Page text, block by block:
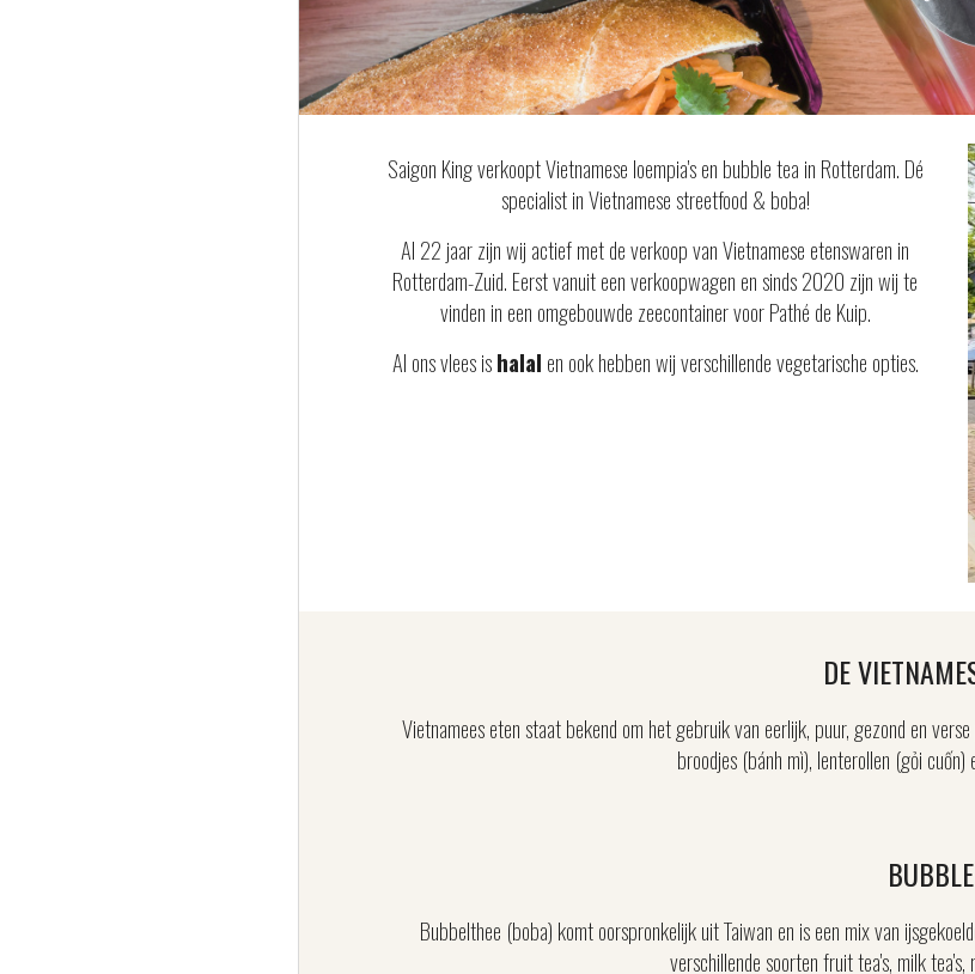
Saigon King verkoopt Vietnamese loempia's en bubble tea in Rotterdam. Dé
specialist in Vietnamese streetfood & boba!
Al 22 jaar zijn wij actief met de verkoop van Vietnamese etenswaren in
Rotterdam-Zuid. Eerst vanuit een verkoopwagen en sinds 2020 zijn wij te
vinden in een omgebouwde zeecontainer voor Pathé de Kuip.
Al ons vlees is halal en ook hebben wij verschillende vegetarische opties.
DE
Vietnamees eten staat bekend om het gebruik van eerlijk, puur, gezond en
broodjes (bánh mì), lenterollen (gỏi
Bubbelthee (boba) komt oorspronkelijk uit Taiwan en is een mix van
verschillende soorten fruit tea's, milk